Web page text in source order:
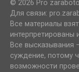
© 2026 Pro
Для связи:
Все материалы
интерпретированы
Все высказывания
суждение, потому
возможности